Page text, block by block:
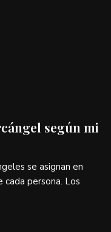
según mi
se asignan en
cada persona. Los